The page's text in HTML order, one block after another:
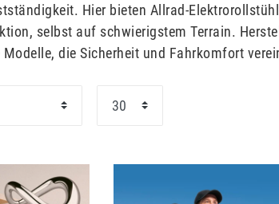
Hier bieten Allrad-
selbst auf schwierigstem Terrain.
die Sicherheit und Fahrkomfort